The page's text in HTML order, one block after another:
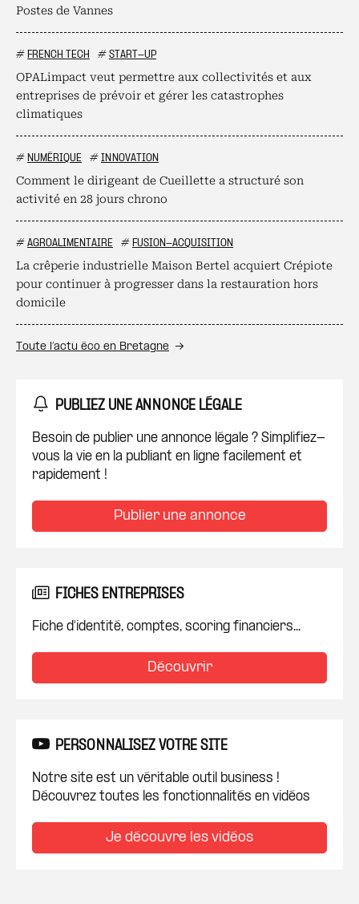
Postes de Vannes
# FRENCH TECH # START-UP
OPALimpact veut permettre aux collectivités et aux
entreprises de prévoir et gérer les catastrophes
climatiques
# NUMÉRIQUE # INNOVATION
Comment le dirigeant de Cueillette a structuré son
activité en 28 jours chrono
# AGROALIMENTAIRE # FUSION-ACQUISITION
La crêperie industrielle Maison Bertel acquiert Crépiote
pour continuer à progresser dans la restauration hors
domicile
Toute l’actu éco en Bretagne
PUBLIEZ UNE ANNONCE LÉGALE
Besoin de publier une annonce légale ? Simplifiez-
vous la vie en la publiant en ligne facilement et
rapidement !
Publier une annonce
FICHES ENTREPRISES
Fiche d'identité, comptes, scoring financiers...
Découvrir
PERSONNALISEZ VOTRE SITE
Notre site est un véritable outil business !
Découvrez toutes les fonctionnalités en vidéos
Je découvre les vidéos